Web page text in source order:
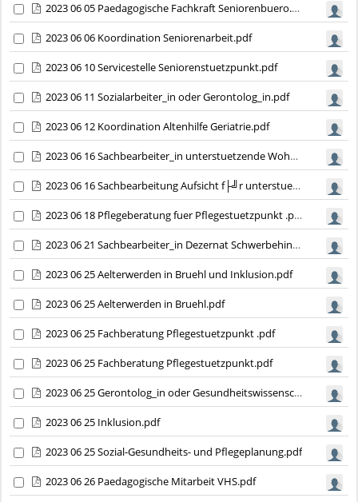
2023 06 05 Paedagogische Fachkraft Seniorenbuero.pdf
2023 06 06 Koordination Seniorenarbeit.pdf
2023 06 10 Servicestelle Seniorenstuetzpunkt.pdf
2023 06 11 Sozialarbeiter_in oder Gerontolog_in.pdf
2023 06 12 Koordination Altenhilfe Geriatrie.pdf
2023 06 16 Sachbearbeiter_in unterstuetzende Wohnformen.pdf
2023 06 16 Sachbearbeitung Aufsicht f├╝r unterstuetzende Wohnformen.pdf
2023 06 18 Pflegeberatung fuer Pflegestuetzpunkt .pdf
2023 06 21 Sachbearbeiter_in Dezernat Schwerbehindertenrecht.pdf
2023 06 25 Aelterwerden in Bruehl und Inklusion.pdf
2023 06 25 Aelterwerden in Bruehl.pdf
2023 06 25 Fachberatung Pflegestuetzpunkt .pdf
2023 06 25 Fachberatung Pflegestuetzpunkt.pdf
2023 06 25 Gerontolog_in oder Gesundheitswissenschaftler_in.pdf
2023 06 25 Inklusion.pdf
2023 06 25 Sozial-Gesundheits- und Pflegeplanung.pdf
2023 06 26 Paedagogische Mitarbeit VHS.pdf